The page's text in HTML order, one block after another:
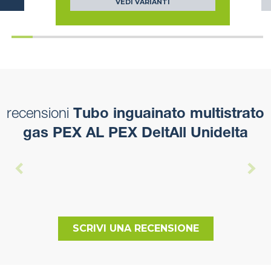
VEDI VARIANTI
recensioni Tubo inguainato multistrato
gas PEX AL PEX DeltAll Unidelta
SCRIVI UNA RECENSIONE